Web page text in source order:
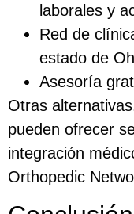
laborales y
Red de
estado de
Asesoría
Otras
pueden ofrecer
integración
Orthopedic